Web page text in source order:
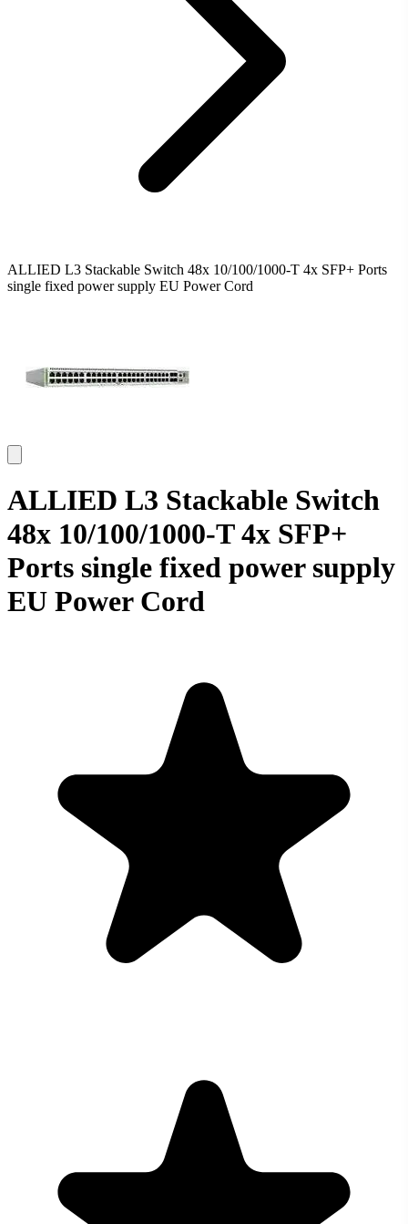
ALLIED L3 Stackable Switch 48x 10/100/1000-T 4x SFP+ Ports
single fixed power supply EU Power Cord
ALLIED L3 Stackable Switch
48x 10/100/1000-T 4x SFP+
Ports single fixed power supply
EU Power Cord